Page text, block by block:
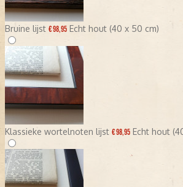
Bruine lijst € 98,95 Echt hout (40 x 50 cm)
Klassieke wortelnoten lijst € 98,95 Echt hout